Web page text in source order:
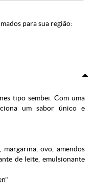
para sua região:
tipo sembei. Com uma
um sabor único e
ovo, amendos
de leite, emulsionante